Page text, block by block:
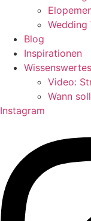
Wedding
Blog
Inspirationen
Wissenswertes
Video:
Wann
Instagram